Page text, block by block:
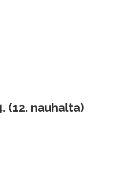
(12. nauhalta)